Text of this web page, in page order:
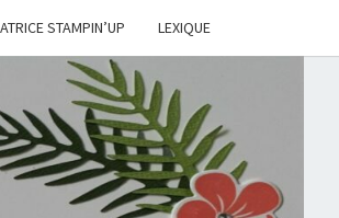
STAMPIN’UP LEXIQUE